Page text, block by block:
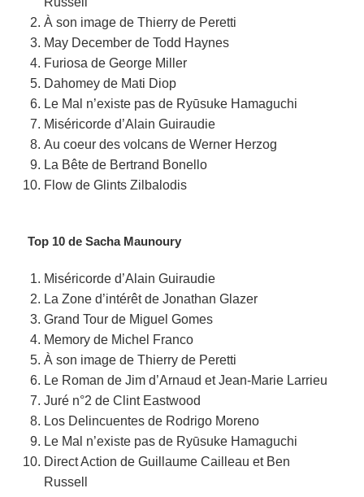
À son image de Thierry de Peretti
May December de Todd Haynes
Furiosa de George Miller
Dahomey de Mati Diop
Le Mal n’existe pas de Ryūsuke Hamaguchi
Miséricorde d’Alain Guiraudie
Au coeur des volcans de Werner Herzog
La Bête de Bertrand Bonello
Flow de Glints Zilbalodis
Top 10 de Sacha Maunoury
Miséricorde d’Alain Guiraudie
La Zone d’intérêt de Jonathan Glazer
Grand Tour de Miguel Gomes
Memory de Michel Franco
À son image de Thierry de Peretti
Le Roman de Jim d’Arnaud et Jean-Marie Larrieu
Juré n°2 de Clint Eastwood
Los Delincuentes de Rodrigo Moreno
Le Mal n’existe pas de Ryūsuke Hamaguchi
Direct Action de Guillaume Cailleau et Ben
Russell